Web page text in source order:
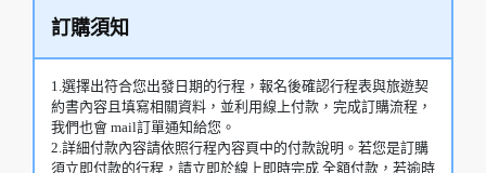
訂購須知
1.選擇出符合您出發日期的行程，報名後確認行程表與旅遊契
約書內容且填寫相關資料，並利用線上付款，完成訂購流程，
我們也會 mail訂單通知給您。
2.詳細付款內容請依照行程內容頁中的付款說明。若您是訂購
須立即付款的行程，請立即於線上即時完成 全額付款，若逾時